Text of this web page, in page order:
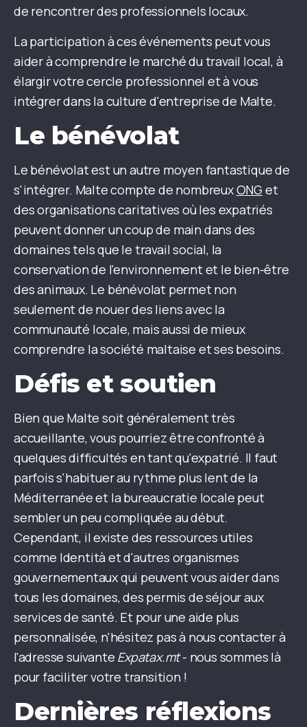
de rencontrer des professionnels locaux.
La participation à ces événements peut vous
aider à comprendre le marché du travail local, à
élargir votre cercle professionnel et à vous
intégrer dans la culture d'entreprise de Malte.
Le bénévolat
Le bénévolat est un autre moyen fantastique de
s'intégrer. Malte compte de nombreuxONG et
des organisations caritatives où les expatriés
peuvent donner un coup de main dans des
domaines tels que le travail social, la
conservation de l'environnement et le bien-être
des animaux. Le bénévolat permet non
seulement de nouer des liens avec la
communauté locale, mais aussi de mieux
comprendre la société maltaise et ses besoins.
Défis et soutien
Bien que Malte soit généralement très
accueillante, vous pourriez être confronté à
quelques difficultés en tant qu'expatrié. Il faut
parfois s'habituer au rythme plus lent de la
Méditerranée et la bureaucratie locale peut
sembler un peu compliquée au début.
Cependant, il existe des ressources utiles
comme Identità et d'autres organismes
gouvernementaux qui peuvent vous aider dans
tous les domaines, des permis de séjour aux
services de santé. Et pour une aide plus
personnalisée, n'hésitez pas à nous contacter à
l'adresse suivante Expatax.mt- nous sommes là
pour faciliter votre transition !
Dernières réflexions